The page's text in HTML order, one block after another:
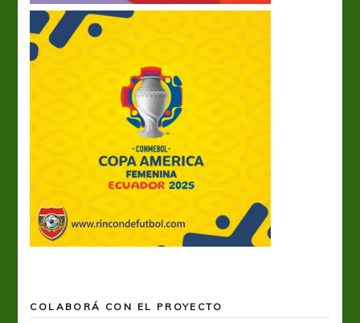
COLABORÁ CON EL PROYECTO